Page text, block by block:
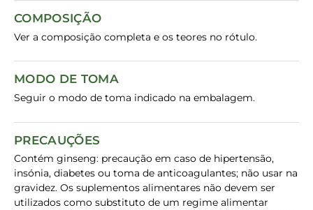
COMPOSIÇÃO
Ver a composição completa e os teores no rótulo.
MODO DE TOMA
Seguir o modo de toma indicado na embalagem.
PRECAUÇÕES
Contém ginseng: precaução em caso de hipertensão,
insónia, diabetes ou toma de anticoagulantes; não usar na
gravidez. Os suplementos alimentares não devem ser
utilizados como substituto de um regime alimentar